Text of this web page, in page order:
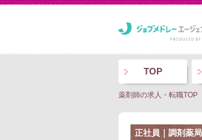
TOP
薬剤師の求人・転職TOP
正社員｜調剤薬局